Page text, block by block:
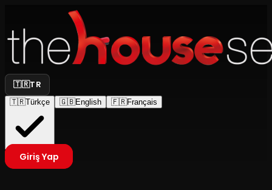
🇹🇷TR
🇹🇷Türkçe 🇬🇧English 🇫🇷Français
Giriş Yap